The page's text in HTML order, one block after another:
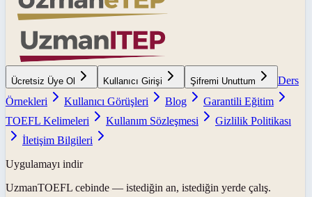
Ücretsiz Üye Ol Kullanıcı Girişi Şifremi Unuttum
Ders
Örnekleri
Kullanıcı Görüşleri Blog
Garantili Eğitim
TOEFL Kelimeleri
Kullanım Sözleşmesi
Gizlilik Politikası
İletişim Bilgileri
Uygulamayı indir
UzmanTOEFL cebinde — istediğin an, istediğin yerde çalış.